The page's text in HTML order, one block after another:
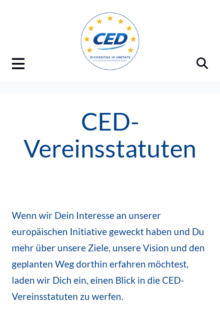
CED-
Vereinsstatuten
Wenn wir Dein Interesse an unserer
europäischen Initiative geweckt haben und Du
mehr über unsere Ziele, unsere Vision und den
geplanten Weg dorthin erfahren möchtest,
laden wir Dich ein, einen Blick in die CED-
Vereinsstatuten zu werfen.